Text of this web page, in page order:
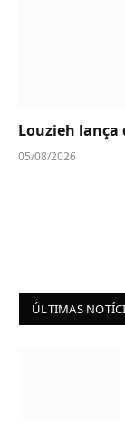
Louzieh lança
05/08/2026
ÚLTIMAS